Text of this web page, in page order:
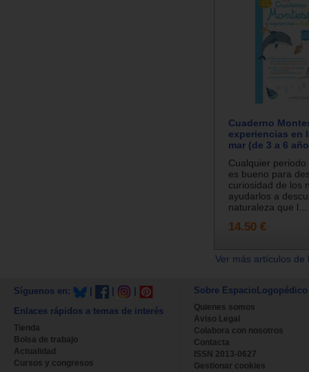
Cuaderno
experiencias en
mar (de 3 a 6
Cualquier
es bueno para
curiosidad de los
ayudarlos a
naturaleza que l...
14.50 €
Ver más artículos
Síguenos en:
Enlaces rápidos a temas de interés
Tienda
Bolsa de trabajo
Actualidad
Cursos y congresos
Sobre EspacioLogopédico
Quienes somos
Aviso Legal
Colabora con nosotros
Contacta
ISSN 2013-0627
Gestionar cookies